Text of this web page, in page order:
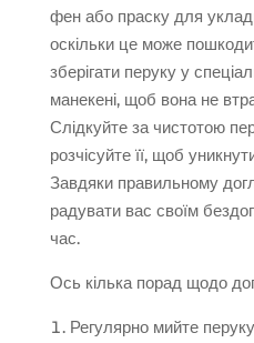
фен або праску для
оскільки це може
зберігати перуку у
манекені, щоб вона не
Слідкуйте за чистотою
розчісуйте її, щоб
Завдяки правильному
радувати вас своїм
час.
Ось кілька порад щодо
Регулярно мийте